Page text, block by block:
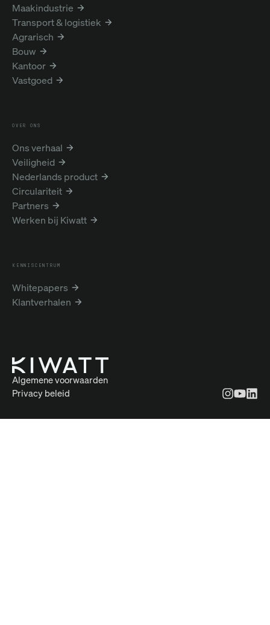
Maakindustrie
Transport & logistiek
Agrarisch
Bouw
Kantoor
Vastgoed
OVER ONS
Ons verhaal
Veiligheid
Nederlands product
Circulariteit
Partners
Werken bij Kiwatt
KENNISCENTRUM
Whitepapers
Klantverhalen
Algemene voorwaarden
Privacy beleid